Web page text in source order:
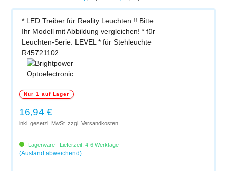
* LED Treiber für Reality Leuchten !! Bitte
Ihr Modell mit Abbildung vergleichen! * für
Leuchten-Serie: LEVEL * für Stehleuchte
R45721102
Nur 1 auf Lager
Regulärer Preis:
16,94 €
inkl. gesetzl. MwSt. zzgl. Versandkosten
Lagerware - Lieferzeit: 4-6 Werktage
(Ausland abweichend)